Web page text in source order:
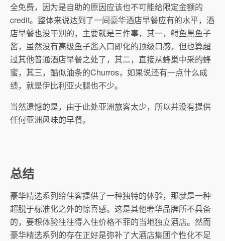
全免费，因为是自助的原因应该也不可能给限定金额的
credit。整体来说达到了一间豪华酒店早餐应有的水平，酒
店早餐也没干别的，主要就是三件事，其一，鲟鱼黑鱼子
酱，虽然没有高级鱼子酱入口即化的顶级口感，但也算超
过其他普通酒店早餐之处了，其二，直接从蜂巢中采的蜂
蜜，其三，酷似油条的Churros， 如果说还有一点什么成
绩，就是伊比利亚火腿也不少。
当然遗憾的是，由于此处亚洲旅客太少，所以并没有提供
任何亚洲风味的早餐。
总结
豪华精选系列给住客提供了一种独特的体验，那就是一种
超脱于标准化之外的惊喜感。这是其他奢华品牌所不具备
的，要想体验往往得入住价格不菲的当地独立酒店。然而
豪华精选系列的存在正好是弥补了大酒店集团个性化不足